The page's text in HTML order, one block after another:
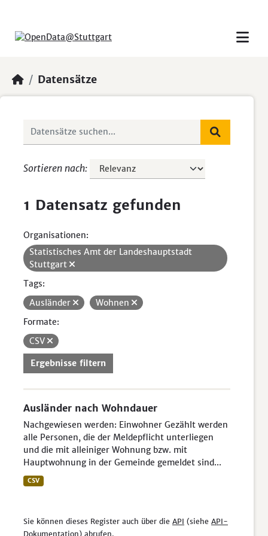
Datensätze
Sortieren nach
1 Datensatz gefunden
Organisationen:
Statistisches Amt der Landeshauptstadt
Stuttgart
Tags:
Ausländer
Wohnen
Formate:
CSV
Ergebnisse filtern
Ausländer nach Wohndauer
Nachgewiesen werden: Einwohner Gezählt werden
alle Personen, die der Meldepflicht unterliegen
und die mit alleiniger Wohnung bzw. mit
Hauptwohnung in der Gemeinde gemeldet sind...
CSV
Sie können dieses Register auch über die API (siehe API-
Dokumentation) abrufen.